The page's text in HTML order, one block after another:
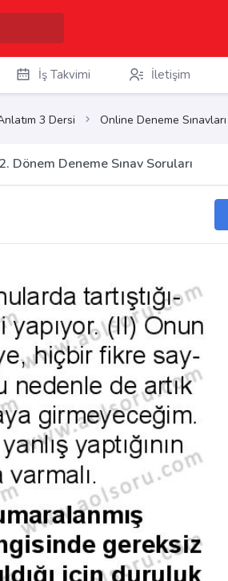
İş Takvimi İletişim
3 Dersi Online Deneme Sınavları
Dönem Deneme Sınav Soruları